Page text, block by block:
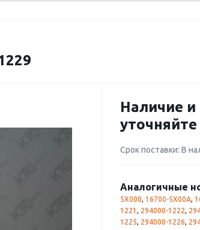
Наличие и
Срок поставки: В
Аналогичные
5X000, 16700-5X00A,
1221 , 294000-1222,
1225, 294000-1226,